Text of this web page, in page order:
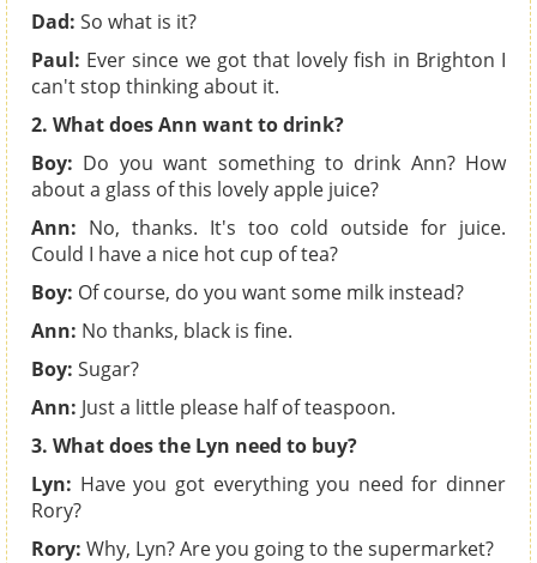
Dad: So what is it?
Paul: Ever since we got that lovely fish in Brighton I
can't stop thinking about it.
2. What does Ann want to drink?
Boy: Do you want something to drink Ann? How
about a glass of this lovely apple juice?
Ann: No, thanks. It's too cold outside for juice.
Could I have a nice hot cup of tea?
Boy: Of course, do you want some milk instead?
Ann: No thanks, black is fine.
Boy: Sugar?
Ann: Just a little please half of teaspoon.
3. What does the Lyn need to buy?
Lyn: Have you got everything you need for dinner
Rory?
Rory: Why, Lyn? Are you going to the supermarket?